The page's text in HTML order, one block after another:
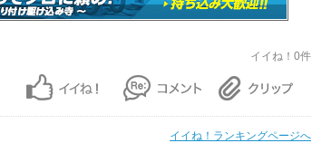
イイね！0件
イイね！ランキングページへ